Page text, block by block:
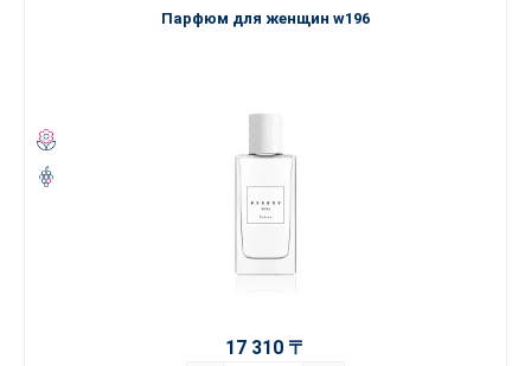
Парфюм для женщин w196
17 310 〒